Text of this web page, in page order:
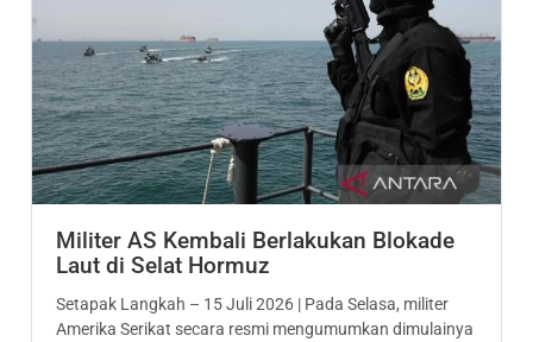
Militer AS Kembali Berlakukan Blokade
Laut di Selat Hormuz
Setapak Langkah – 15 Juli 2026 | Pada Selasa, militer
Amerika Serikat secara resmi mengumumkan dimulainya